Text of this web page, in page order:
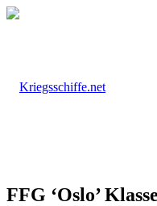
FFG ‘Oslo’ Klasse